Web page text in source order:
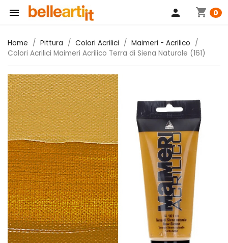
 shopping_cart 0
person
Home Pittura Colori Acrilici
Maimeri - Acrilico
Colori Acrilici Maimeri Acrilico Terra di Siena Naturale (161)